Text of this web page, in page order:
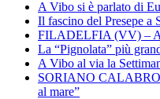
A Vibo si è parlato di
Il fascino del Presepe a
FILADELFIA (VV) – A
La “Pignolata” più
A Vibo al via la
SORIANO CALABRO
al mare”